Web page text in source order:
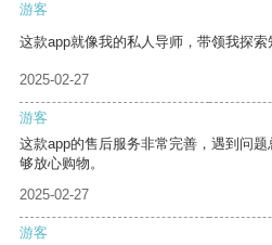
游客
这款app就像我的私人导师，带领我探索
2025-02-27
游客
这款app的售后服务非常完善，遇到问
够放心购物。
2025-02-27
游客